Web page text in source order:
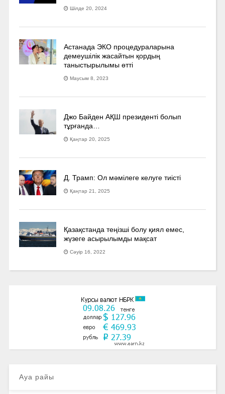
Шілде 20, 2024
Астанада ЭКО процедураларына
демеушілік жасайтын қордың
таныстырылымы өтті
Маусым 8, 2023
Джо Байден АҚШ президенті болып
тұрғанда…
Қаңтар 20, 2025
Д. Трамп: Ол мәмілеге келуге тиісті
Қаңтар 21, 2025
Қазақстанда теңізші болу қиял емес,
жүзеге асырылымды мақсат
Сәуір 16, 2022
Ауа райы